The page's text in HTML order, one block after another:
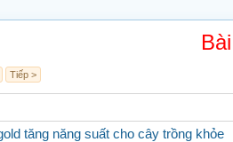
Tiếp >
tăng năng suất cho cây trồng khỏe